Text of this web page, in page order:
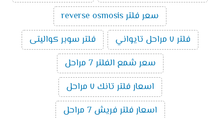
سعر فلتر reverse osmosis
فلتر ٧ مراحل تايواني
فلتر سوبر كواليتى
سعر شمع الفلتر 7 مراحل
اسعار فلتر تانك ٧ مراحل
اسعار فلتر فريش 7 مراحل